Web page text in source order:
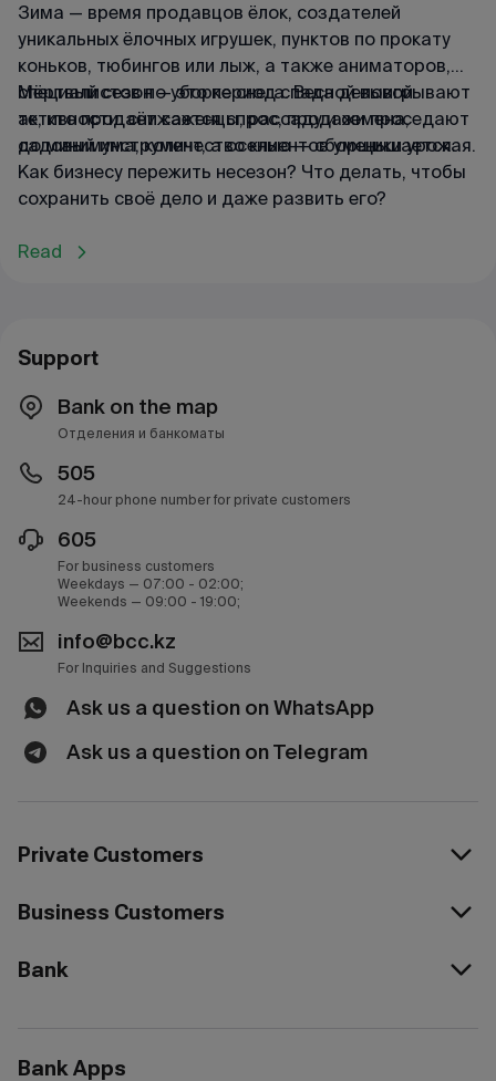
Зима — время продавцов ёлок, создателей
уникальных ёлочных игрушек, пунктов по прокату
коньков, тюбингов или лыж, а также аниматоров,
специалистов по уборке снега. Весной выигрывают
те, кто продаёт саженцы, рассаду и семена,
садовый инструмент, а осенью — сборщики урожая.
Мёртвый сезон — это период спада деловой
активности: снижается спрос, продажи проседают
до минимума, количество клиентов уменьшается.
Как бизнесу пережить несезон? Что делать, чтобы
сохранить своё дело и даже развить его?
Read
Support
Bank on the map
Отделения и банкоматы
505
24-hour phone number for private customers
605
For business customers
Weekdays — 07:00 - 02:00;
Weekends — 09:00 - 19:00;
info@bcc.kz
For Inquiries and Suggestions
Ask us a question on WhatsApp
Ask us a question on Telegram
Private Customers
Business Customers
Bank
Bank Apps